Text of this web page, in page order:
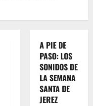
A PIE DE
PASO: LOS
SONIDOS DE
LA SEMANA
SANTA DE
JEREZ